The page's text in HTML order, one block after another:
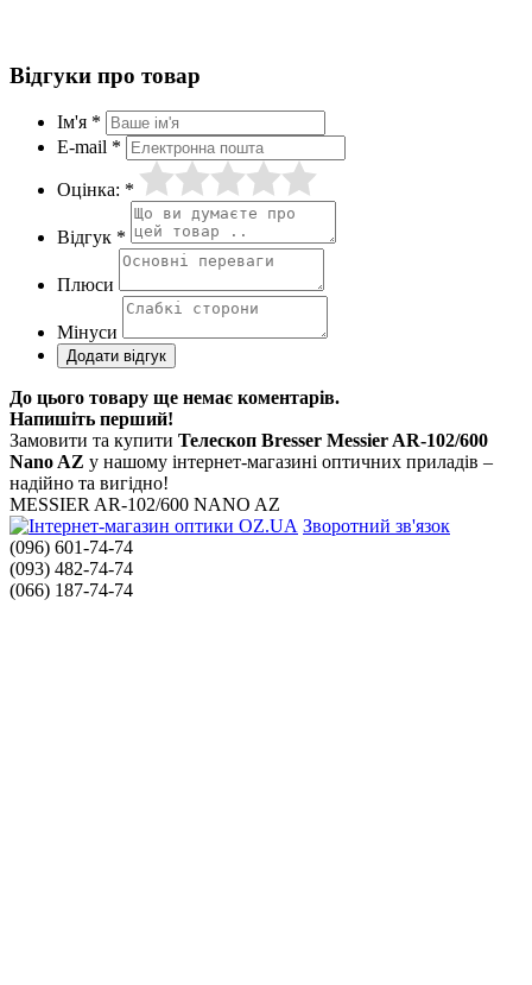
Відгуки про товар
Ім'я *
E-mail *
Оцінка: *
Відгук *
Плюси
Мінуси
До цього товару ще немає коментарів.
Напишіть перший!
Замовити та купити Телескоп Bresser Messier AR-102/600
Nano AZ у нашому інтернет-магазині оптичних приладів –
надійно та вигідно!
MESSIER AR-102/600 NANO AZ
Зворотний зв'язок
(096) 601-74-74
(093) 482-74-74
(066) 187-74-74